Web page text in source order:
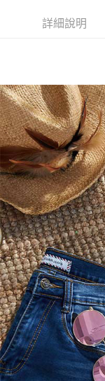
※ 交易是否成功請以
１．透過由恩沛科技股
易，需依本服務之必要
權轉讓予恩沛科技股份
２．關於個人資料處理
https://aftee.tw/terms/
３．未成年的使用者請
「AFTEE先享後付」
任。
４．使用「AFTEE先
時審查核予不同之上限
請求用戶進行身份認證
５．嚴禁一人註冊多個
恩沛科技股份有限公司
付款後萊爾富取貨
每筆NT$90，滿
付款後7-11取貨
每筆NT$90，滿
宅配
每筆NT$90，滿
離島宅配
每筆NT$150，滿
海外宅配 (訂單成立
件資料，逾期未確認
詳細說明